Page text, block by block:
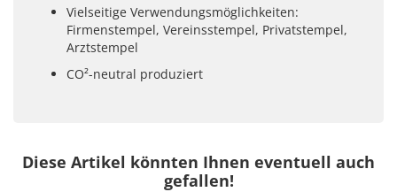
Vielseitige Verwendungsmöglichkeiten:
Firmenstempel, Vereinsstempel, Privatstempel,
Arztstempel
CO²-neutral produziert
Diese Artikel könnten Ihnen eventuell auch
gefallen!